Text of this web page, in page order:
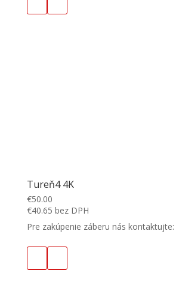
Tureň4 4K
€50.00
€40.65 bez DPH
Pre zakúpenie záberu nás kontaktujte: